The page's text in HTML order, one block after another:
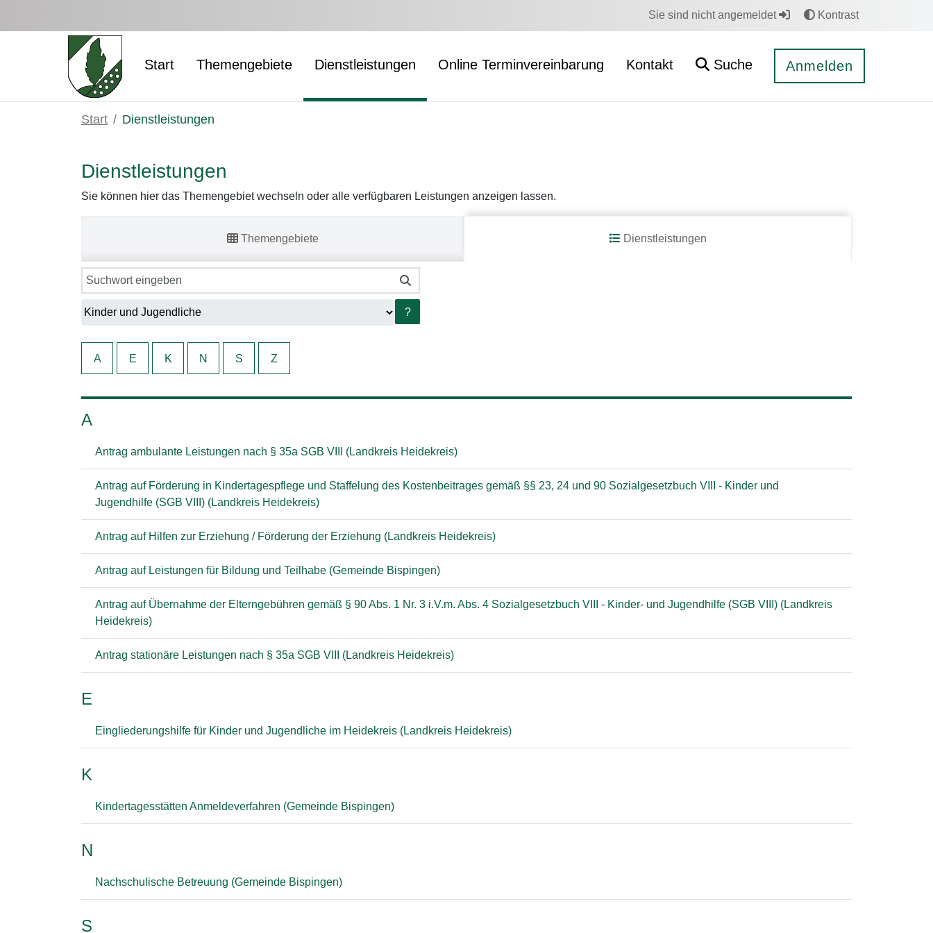
Sie sind nicht angemeldet Kontrast
Start Themengebiete Dienstleistungen Online Terminvereinbarung Kontakt Suche Anmelden
Start Dienstleistungen
Dienstleistungen
Sie können hier das Themengebiet wechseln oder alle verfügbaren Leistungen anzeigen lassen.
Themengebiete Dienstleistungen
?
A E K N S Z
A
Antrag ambulante Leistungen nach § 35a SGB VIII (Landkreis Heidekreis)
Antrag auf Förderung in Kindertagespflege und Staffelung des Kostenbeitrages gemäß §§ 23, 24 und 90 Sozialgesetzbuch VIII - Kinder und
Jugendhilfe (SGB VIII) (Landkreis Heidekreis)
Antrag auf Hilfen zur Erziehung / Förderung der Erziehung (Landkreis Heidekreis)
Antrag auf Leistungen für Bildung und Teilhabe (Gemeinde Bispingen)
Antrag auf Übernahme der Elterngebühren gemäß § 90 Abs. 1 Nr. 3 i.V.m. Abs. 4 Sozialgesetzbuch VIII - Kinder- und Jugendhilfe (SGB VIII) (Landkreis
Heidekreis)
Antrag stationäre Leistungen nach § 35a SGB VIII (Landkreis Heidekreis)
E
Eingliederungshilfe für Kinder und Jugendliche im Heidekreis (Landkreis Heidekreis)
K
Kindertagesstätten Anmeldeverfahren (Gemeinde Bispingen)
N
Nachschulische Betreuung (Gemeinde Bispingen)
S